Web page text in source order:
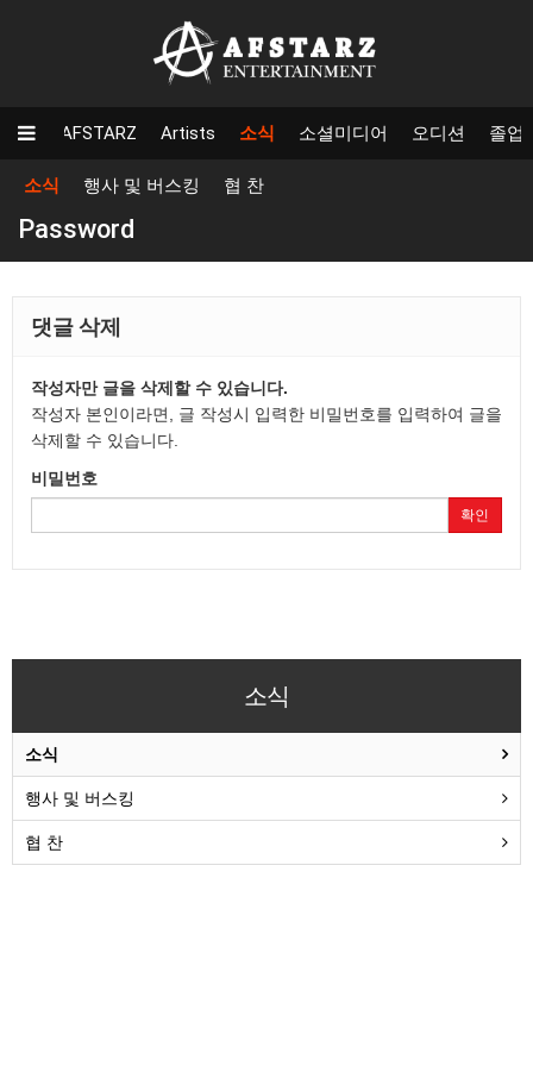
AFSTARZ Artists 소식 소셜미디어 오디션 졸업
소식 행사 및 버스킹 협 찬
Password
댓글 삭제
작성자만 글을 삭제할 수 있습니다.
작성자 본인이라면, 글 작성시 입력한 비밀번호를 입력하여 글을
삭제할 수 있습니다.
비밀번호
확인
소식
소식
행사 및 버스킹
협 찬